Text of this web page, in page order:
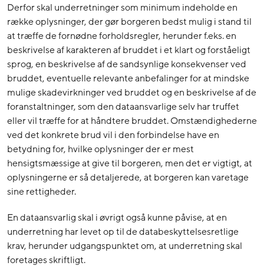
Derfor skal underretninger som minimum indeholde en
række oplysninger, der gør borgeren bedst mulig i stand til
at træffe de fornødne forholdsregler, herunder f.eks. en
beskrivelse af karakteren af bruddet i et klart og forståeligt
sprog, en beskrivelse af de sandsynlige konsekvenser ved
bruddet, eventuelle relevante anbefalinger for at mindske
mulige skadevirkninger ved bruddet og en beskrivelse af de
foranstaltninger, som den dataansvarlige selv har truffet
eller vil træffe for at håndtere bruddet. Omstændighederne
ved det konkrete brud vil i den forbindelse have en
betydning for, hvilke oplysninger der er mest
hensigtsmæssige at give til borgeren, men det er vigtigt, at
oplysningerne er så detaljerede, at borgeren kan varetage
sine rettigheder.
En dataansvarlig skal i øvrigt også kunne påvise, at en
underretning har levet op til de databeskyttelsesretlige
krav, herunder udgangspunktet om, at underretning skal
foretages skriftligt.